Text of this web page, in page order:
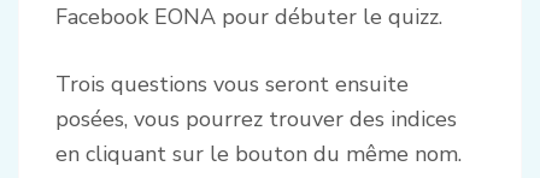
Facebook EONA pour débuter le quizz.
Trois questions vous seront ensuite
posées, vous pourrez trouver des indices
en cliquant sur le bouton du même nom.